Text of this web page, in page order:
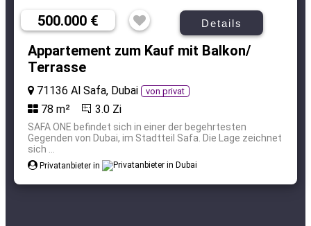
500.000 € Details
Appartement zum Kauf mit Balkon/
Terrasse
71136 Al Safa, Dubai von privat
78 m² 3.0 Zi
SAFA ONE befindet sich in einer der begehrtesten
Gegenden von Dubai, im Stadtteil Safa. Die Lage zeichnet
sich ...
Privatanbieter in